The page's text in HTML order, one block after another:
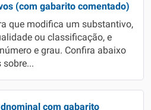
(com gabarito comentado)
que modifica um substantivo,
ou classificação, e
e grau. Confira abaixo
sobre...
com gabarito